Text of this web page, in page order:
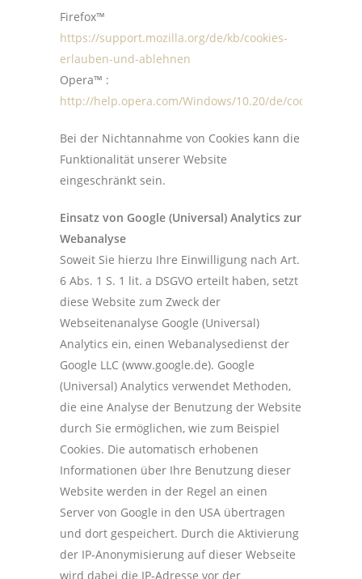
Firefox™
https://support.mozilla.org/de/kb/cookies-
erlauben-und-ablehnen
Opera™ :
http://help.opera.com/Windows/10.20/de/cookies.html
Bei der Nichtannahme von Cookies kann die
Funktionalität unserer Website
eingeschränkt sein.
Einsatz von Google (Universal) Analytics zur
Webanalyse
Soweit Sie hierzu Ihre Einwilligung nach Art.
6 Abs. 1 S. 1 lit. a DSGVO erteilt haben, setzt
diese Website zum Zweck der
Webseitenanalyse Google (Universal)
Analytics ein, einen Webanalysedienst der
Google LLC (www.google.de). Google
(Universal) Analytics verwendet Methoden,
die eine Analyse der Benutzung der Website
durch Sie ermöglichen, wie zum Beispiel
Cookies. Die automatisch erhobenen
Informationen über Ihre Benutzung dieser
Website werden in der Regel an einen
Server von Google in den USA übertragen
und dort gespeichert. Durch die Aktivierung
der IP-Anonymisierung auf dieser Webseite
wird dabei die IP-Adresse vor der